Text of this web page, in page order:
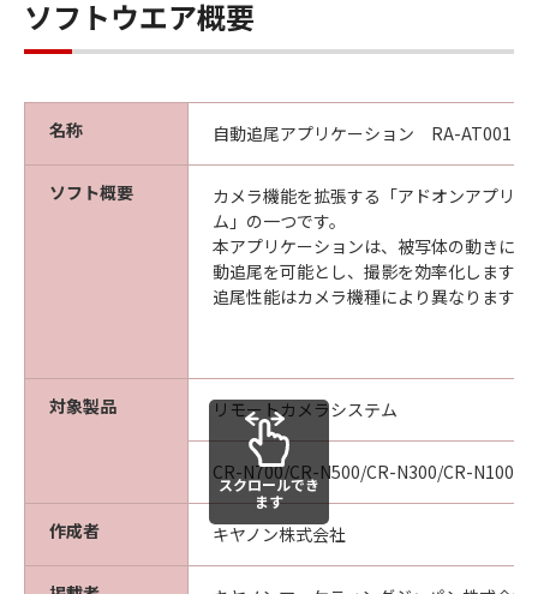
バグの修正またはサポートの提供ついて、
いかなる責任も負うものではありません。
（AS-IS）』の状態で使用許諾されます。キ
ヤノン、キヤノンの子会社、キヤノンの関
連会社、それらの販売代理店または販売店
ならびにキヤノンのライセンサーは、「許
諾ソフトウェア」に関して、権利の非侵
害、商品性および特定の目的への適合性の
ると黙示たるとを問わず一切しないものと
(2) キヤノン、キヤノンの子会社、キヤノン
の関連会社、それらの販売代理店または販
売店ならびにキヤノンのライセンサーは、
結果として生ずるあらゆる行為について、
ソフトウエア概要
名称 自動追尾アプリケーション RA-AT001
ソフト概要
カメラ機能を拡張する「アドオンアプリ
ム」の一つです。
本アプリケーションは、被写体の動きに
動追尾を可能とし、撮影を効率化します。
追尾性能はカメラ機種により異なります。
対象製品 リモートカメラシステム
CR-N700/CR-N500/CR-N300/CR-N100
作成者 キヤノン株式会社
スクロールでき
ます